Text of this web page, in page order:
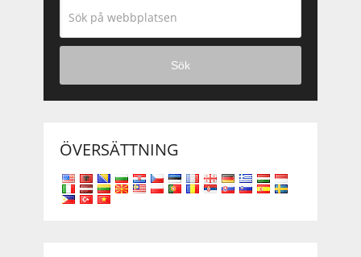
Sök
ÖVERSÄTTNING